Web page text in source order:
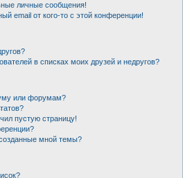
личные сообщения!
email от кого-то с этой конференции!
в списках моих друзей и недругов?
или форумам?
пустую страницу!
мной темы?